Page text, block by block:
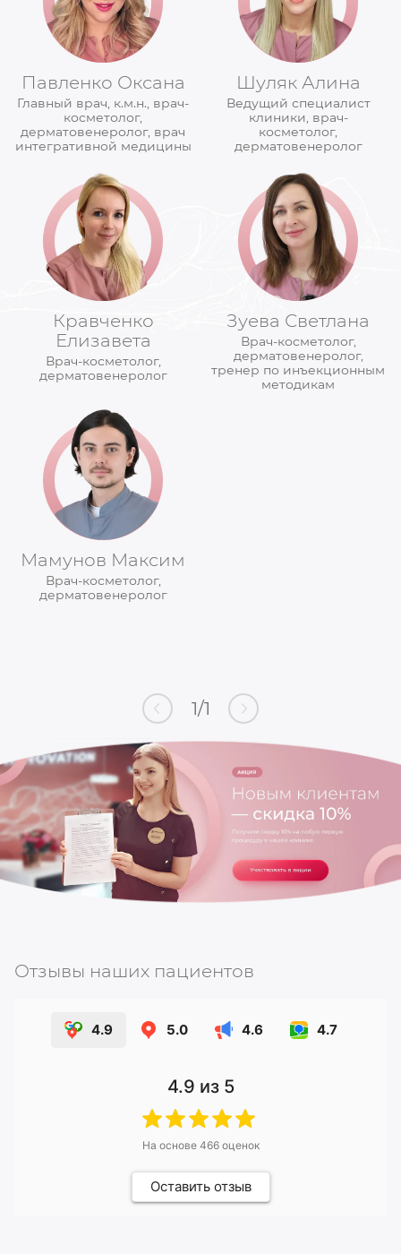
Павленко Оксана
Главный врач, к.м.н., врач-
косметолог,
дерматовенеролог, врач
интегративной медицины
Шуляк Алина
Ведущий специалист
клиники, врач-
косметолог,
дерматовенеролог
Кравченко
Елизавета
Врач-косметолог,
дерматовенеролог
Зуева Светлана
Врач-косметолог,
дерматовенеролог,
тренер по инъекционным
методикам
Мамунов Максим
Врач-косметолог,
дерматовенеролог
1/1
Отзывы наших пациентов
4.9 5.0 4.6 4.7
4.9 из 5
На основе 466оценок
Оставить отзыв